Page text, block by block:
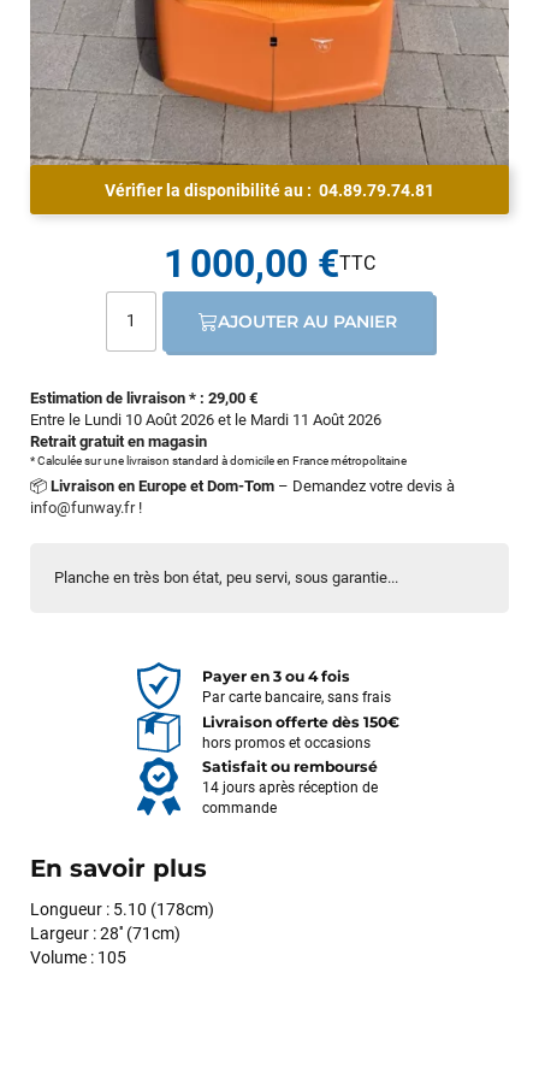
Planche en très bon état, peu servi, sous garantie...
Vérifier la disponibilité au : 04.89.79.74.81
Estimation de livraison * : 29,00 €
Entre le Lundi 10 Août 2026 et le Mardi 11 Août 2026
Retrait gratuit en magasin
* Calculée sur une livraison standard à domicile en France métropolitaine
📦 Livraison en Europe et Dom-Tom – Demandez votre devis à
info@funway.fr!
1 000,00 €
AJOUTER AU PANIER
Payer en 3 ou 4 fois
Par carte bancaire, sans frais
Livraison offerte dès 150€
hors promos et occasions
Satisfait ou remboursé
14 jours après réception de
commande
En savoir plus
Longueur : 5.10 (178cm)
Largeur : 28'' (71cm)
Volume : 105